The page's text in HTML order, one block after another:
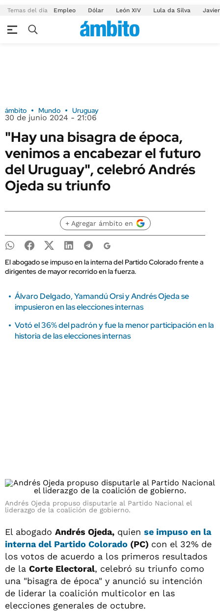
Temas del día Empleo Dólar León XIV Lula da Silva
ámbito Mundo Uruguay
30 de junio 2024 - 21:06
"Hay una bisagra de época,
venimos a encabezar el futuro
del Uruguay", celebró Andrés
Ojeda su triunfo
+ Agregar ámbito en
El abogado se impuso en la interna del Partido Colorado frente a
dirigentes de mayor recorrido en la fuerza.
Álvaro Delgado, Yamandú Orsi y Andrés Ojeda se
impusieron en las elecciones internas
Votó el 36% del padrón y fue la menor participación en la
historia de las elecciones internas
Andrés Ojeda propuso disputarle al Partido Nacional el
liderazgo de la coalición de gobierno.
El abogado Andrés Ojeda, quien se impuso en la
interna del Partido Colorado (PC) con el 32% de
los votos de acuerdo a los primeros resultados
de la Corte Electoral, celebró su triunfo como
una "bisagra de época" y anunció su intención
de liderar la coalición multicolor en las
elecciones generales de octubre.